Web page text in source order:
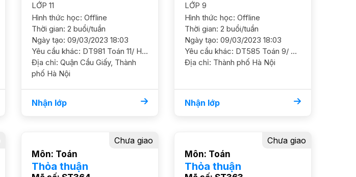
LỚP 11
Hình thức học: Offline
Thời gian: 2 buổi/tuần
Ngày tạo: 09/03/2023 18:03
Yêu cầu khác: DT981 Toán 11/ HS nữ/ HL TBK Cần ôn luyện chắc cơ bản và nâng cao dần GS NỮ, PH thích SP ĐC Vũ Phạm Hàm, Yên Hòa, Cầu Giấy Học phí 200-220 *Số 3 Vũ Phạm hàm
Địa chỉ: Quận Cầu Giấy, Thành
phố Hà Nội
Nhận lớp
LỚP 9
Hình thức học: Offline
Thời gian: 2 buổi/tuần
Ngày tạo: 09/03/2023 18:03
Yêu cầu khác: DT585 Toán 9/ HS nữ/ HL TB Cần ôn luyện thêm. mục tiêu đỗ trường công ĐC 2738-HH3B Linh Đàm GS nam nữ ok Học phí 180-200
Địa chỉ: Thành phố Hà Nội
Nhận lớp
Môn: Toán
Thỏa thuận
Chưa giao
Môn: Toán
Thỏa thuận
Chưa giao